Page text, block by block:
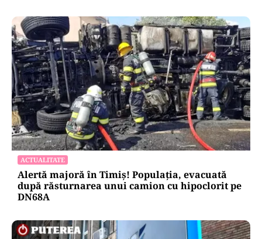
ACTUALITATE
Alertă majoră în Timiș! Populația, evacuată
după răsturnarea unui camion cu hipoclorit pe
DN68A